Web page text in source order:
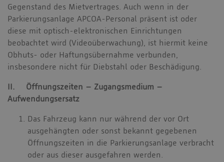
Gegenstand des Mietvertrages. Auch wenn in der
Parkierungsanlage APCOA-Personal präsent ist oder
diese mit optisch-elektronischen Einrichtungen
beobachtet wird (Videoüberwachung), ist hiermit keine
Obhuts- oder Haftungsübernahme verbunden,
insbesondere nicht für Diebstahl oder Beschädigung.
II. Öffnungszeiten – Zugangsmedium –
Aufwendungsersatz
Das Fahrzeug kann nur während der vor Ort
ausgehängten oder sonst bekannt gegebenen
Öffnungszeiten in die Parkierungsanlage verbracht
oder aus dieser ausgefahren werden.